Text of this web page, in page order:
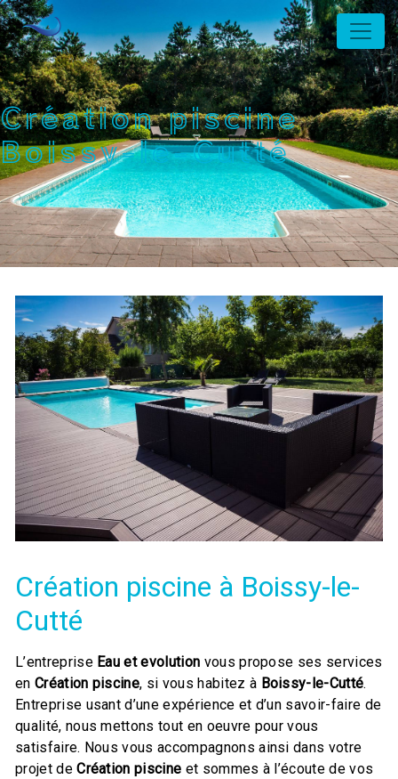
Panneau de gestion des cookies
Création piscine
Boissy-le-Cutté
Création piscine à Boissy-le-
Cutté
L’entreprise Eau et evolution vous propose ses services
en Création piscine, si vous habitez à Boissy-le-Cutté.
Entreprise usant d’une expérience et d’un savoir-faire de
qualité, nous mettons tout en oeuvre pour vous
satisfaire. Nous vous accompagnons ainsi dans votre
projet deCréation piscine et sommes à l’écoute de vos